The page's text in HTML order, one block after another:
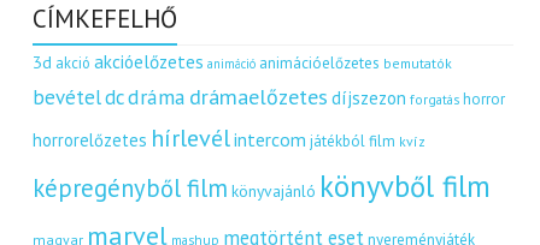
CÍMKEFELHŐ
3d akció akcióelőzetes animáció animációelőzetes bemutatók
bevételdcdráma drámaelőzetes díjszezon forgatás horror
horrorelőzetes hírlevélintercom játékból film kvíz
képregényből film könyvajánló könyvből film
magyar marvel mashup megtörtént eset nyereményjáték